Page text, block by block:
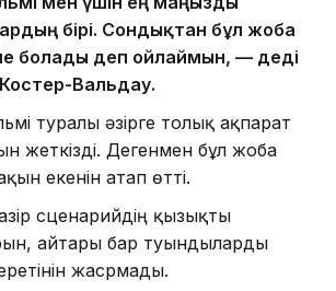
бірі. Сондықтан бұл жоба
болады деп ойлаймын, — деді
Вальдау.
туралы әзірге толық ақпарат
жеткізді. Дегенмен бұл жоба
екенін атап өтті.
сценарийдің қызықты
айтары бар туындыларды
жасрмады.